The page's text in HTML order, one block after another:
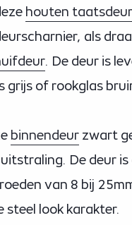
houten taatsdeur
als
. De deur is
grijs of rookglas
binnendeur zwart
De deur
van 8 bij
steel look karakter.